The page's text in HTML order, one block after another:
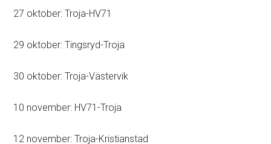
27 oktober: Troja-HV71
29 oktober: Tingsryd-Troja
30 oktober: Troja-Västervik
10 november: HV71-Troja
12 november: Troja-Kristianstad